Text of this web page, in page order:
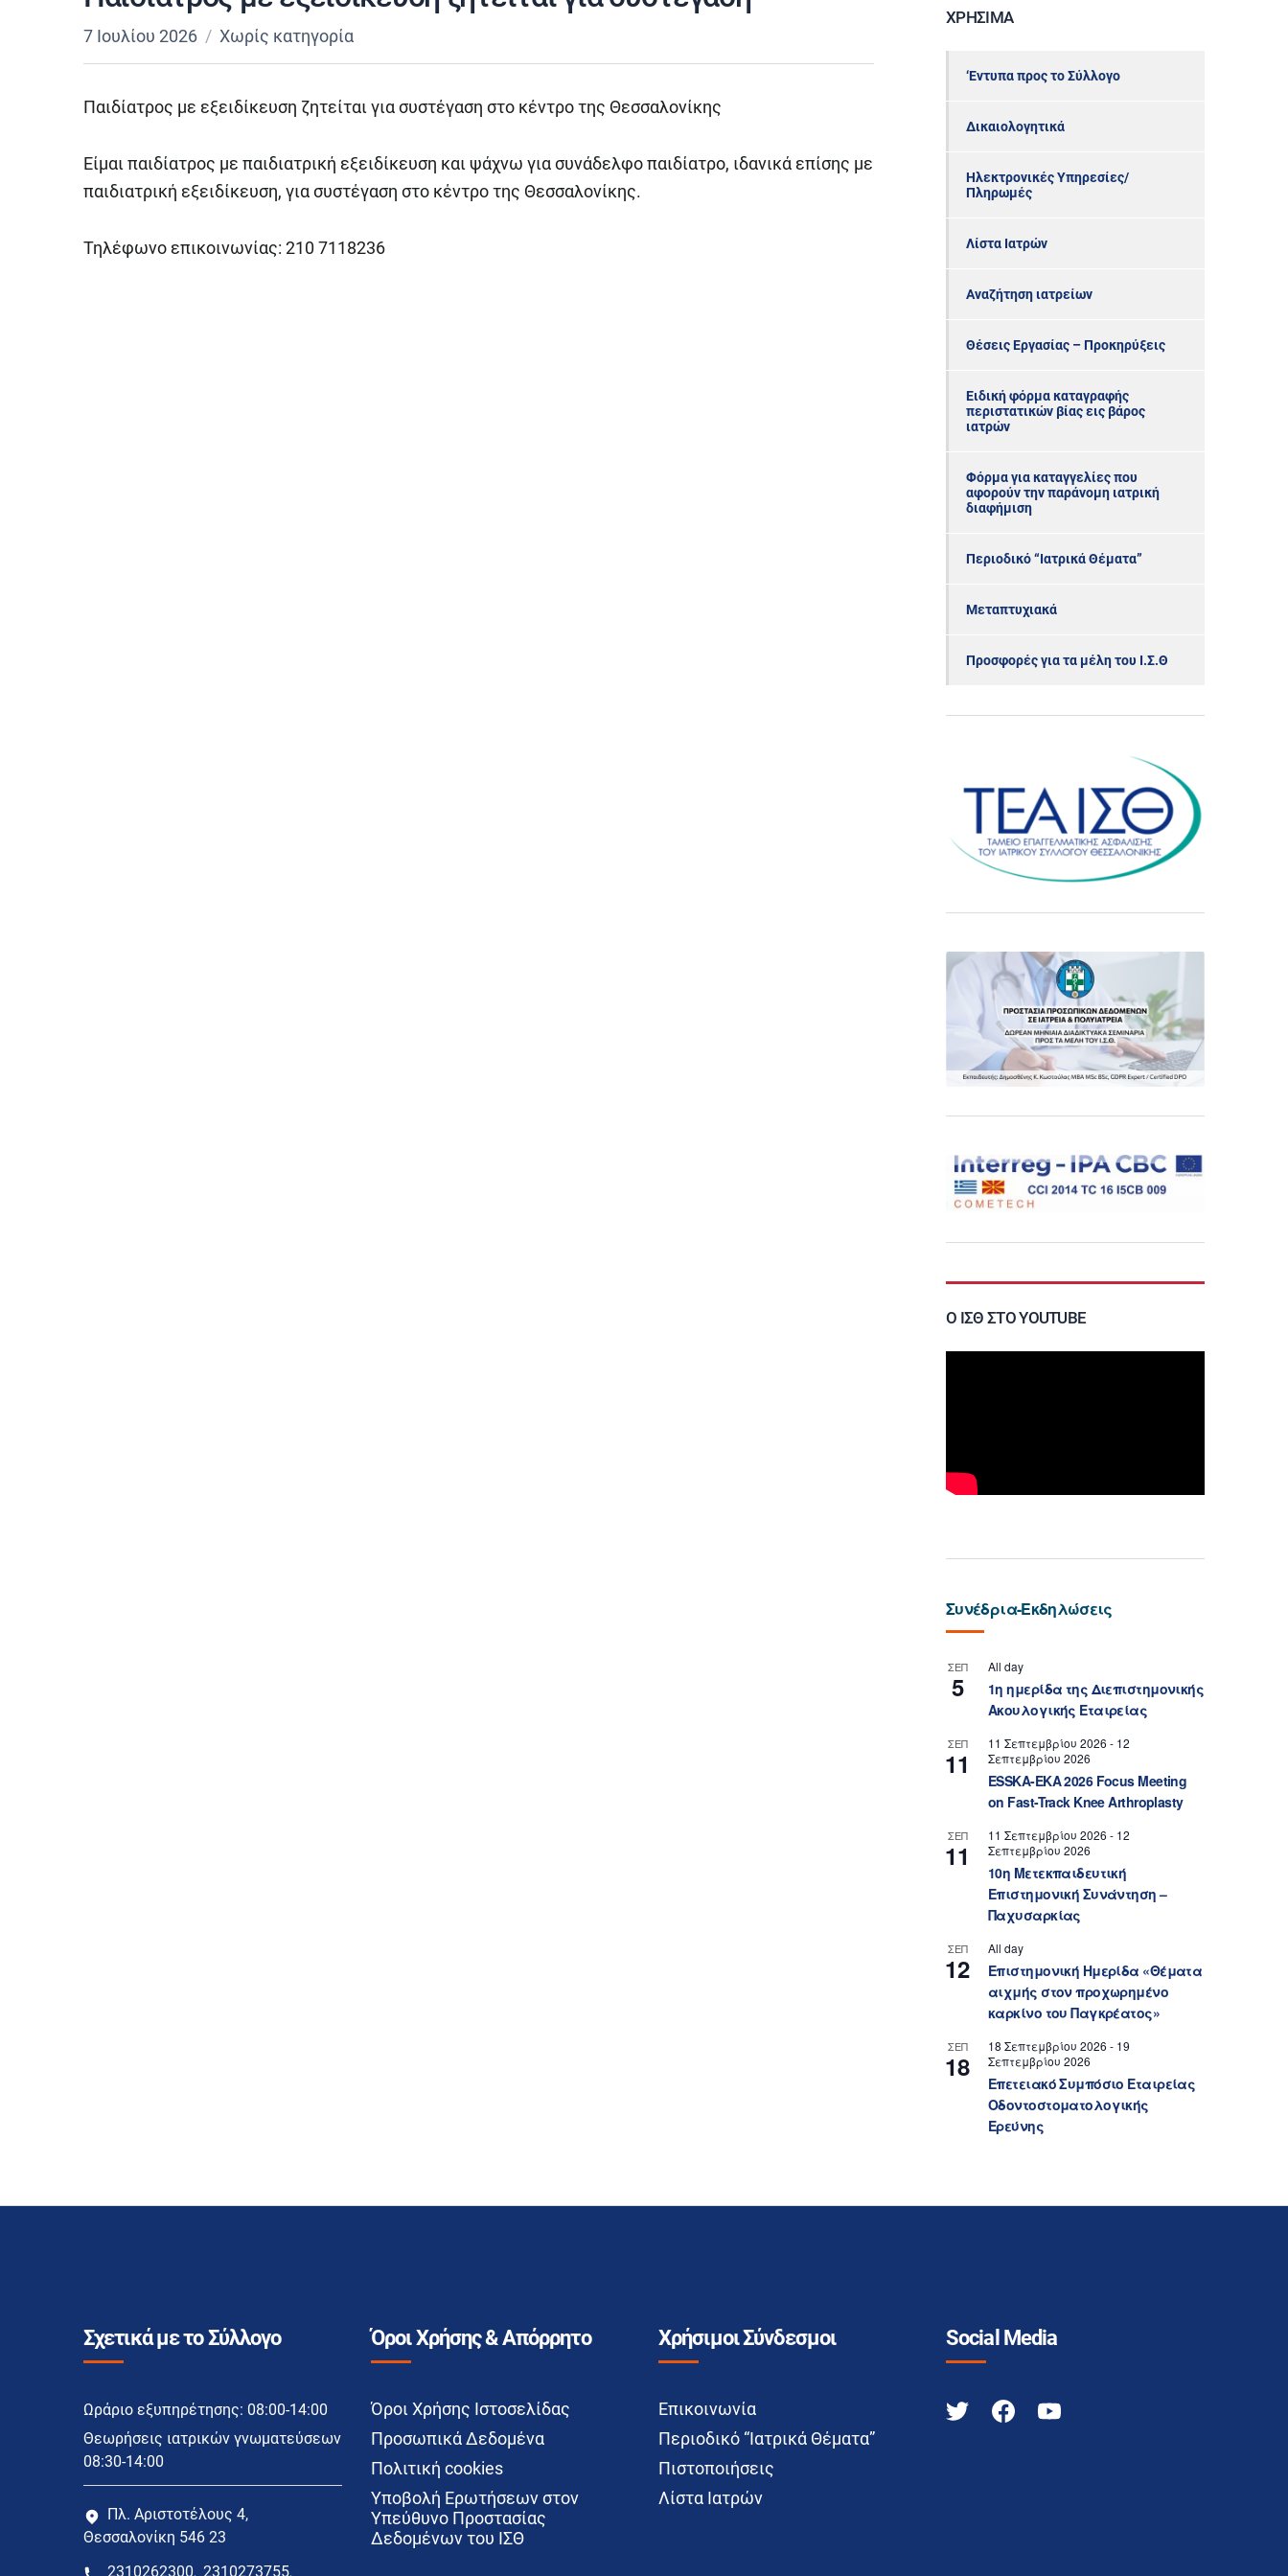
7 Ιουλίου 2026 Χωρίς κατηγορία
Παιδίατρος με εξειδίκευση ζητείται για συστέγαση στο κέντρο της Θεσσαλονίκης
Είμαι παιδίατρος με παιδιατρική εξειδίκευση και ψάχνω για συνάδελφο παιδίατρο, ιδανικά επίσης με
παιδιατρική εξειδίκευση, για συστέγαση στο κέντρο της Θεσσαλονίκης.
Τηλέφωνο επικοινωνίας: 210 7118236
ΧΡΉΣΙΜΑ
‘Εντυπα προς το Σύλλογο
Δικαιολογητικά
Ηλεκτρονικές Υπηρεσίες/
Πληρωμές
Λίστα Ιατρών
Αναζήτηση ιατρείων
Θέσεις Εργασίας – Προκηρύξεις
Ειδική φόρμα καταγραφής
περιστατικών βίας εις βάρος
ιατρών
Φόρμα για καταγγελίες που
αφορούν την παράνομη ιατρική
διαφήμιση
Περιοδικό “Ιατρικά Θέματα”
Μεταπτυχιακά
Προσφορές για τα μέλη του Ι.Σ.Θ
Ο ΙΣΘ ΣΤΟ YOUTUBE
Συνέδρια-Εκδηλώσεις
ΣΕΠ
5
All day
1η ημερίδα της Διεπιστημονικής
Ακουλογικής Εταιρείας
ΣΕΠ
11
11 Σεπτεμβρίου 2026 - 12
Σεπτεμβρίου 2026
ESSKA-EKA 2026 Focus Meeting
on Fast-Track Knee Arthroplasty
ΣΕΠ
11
11 Σεπτεμβρίου 2026 - 12
Σεπτεμβρίου 2026
10η Μετεκπαιδευτική
Επιστημονική Συνάντηση –
Παχυσαρκίας
ΣΕΠ
12
All day
Επιστημονική Ημερίδα «Θέματα
αιχμής στον προχωρημένο
καρκίνο του Παγκρέατος»
ΣΕΠ
18
18 Σεπτεμβρίου 2026 - 19
Σεπτεμβρίου 2026
Επετειακό Συμπόσιο Εταιρείας
Οδοντοστοματολογικής
Ερεύνης
Σχετικά με το Σύλλογο
Ωράριο εξυπηρέτησης: 08:00-14:00
Θεωρήσεις ιατρικών γνωματεύσεων
08:30-14:00
Πλ. Αριστοτέλους 4,
Θεσσαλονίκη 546 23
2310262300, 2310273755,
Όροι Χρήσης & Απόρρητο
Όροι Χρήσης Ιστοσελίδας
Προσωπικά Δεδομένα
Πολιτική cookies
Υποβολή Ερωτήσεων στον
Υπεύθυνο Προστασίας
Δεδομένων του ΙΣΘ
Χρήσιμοι Σύνδεσμοι
Επικοινωνία
Περιοδικό “Ιατρικά Θέματα”
Πιστοποιήσεις
Λίστα Ιατρών
Social Media